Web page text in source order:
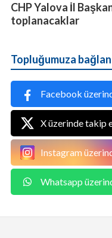
CHP Yalova İl
toplanacaklar
Topluğumuza bağlan
Facebook
X üzerinde takip
Instagram
Whatsapp